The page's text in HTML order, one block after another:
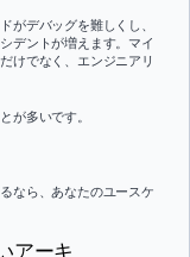
がデバッグを難しくし、
デントが増えます。マイ
けでなく、エンジニアリ
が多いです。
なら、あなたのユースケ
アーキ